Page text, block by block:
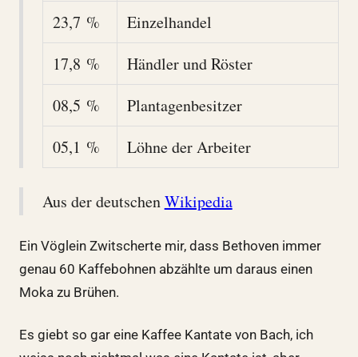
23,7 %
Einzelhandel
17,8 %
Händler und Röster
08,5 %
Plantagenbesitzer
05,1 %
Löhne der Arbeiter
Aus der deutschenWikipedia
Ein Vöglein Zwitscherte mir, dass Bethoven immer
genau 60 Kaffebohnen abzählte um daraus einen
Moka zu Brühen.
Es giebt so gar eine Kaffee Kantate von Bach, ich